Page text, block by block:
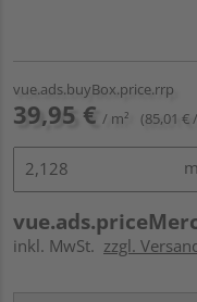
vue.ads.buyBox.price.rrp
39,95 € / m² (85,01 €
inkl. MwSt. zzgl.